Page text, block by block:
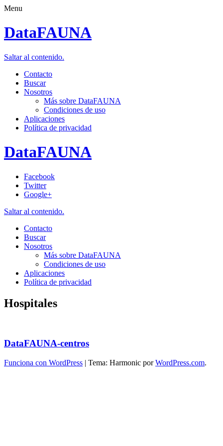
Menu
DataFAUNA
Saltar al contenido.
Contacto
Buscar
Nosotros
Más sobre DataFAUNA
Condiciones de uso
Aplicaciones
Política de privacidad
DataFAUNA
Facebook
Twitter
Google+
Saltar al contenido.
Contacto
Buscar
Nosotros
Más sobre DataFAUNA
Condiciones de uso
Aplicaciones
Política de privacidad
Hospitales
DataFAUNA-centros
Funciona con WordPress | Tema: Harmonic porWordPress.com.